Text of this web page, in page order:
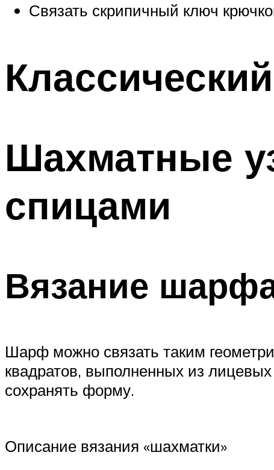
Связать скрипичный ключ
Шахматные
спицами
Вязание
Шарф можно связать таким
квадратов, выполненных из
сохранять форму.
Описание вязания «шахматки»